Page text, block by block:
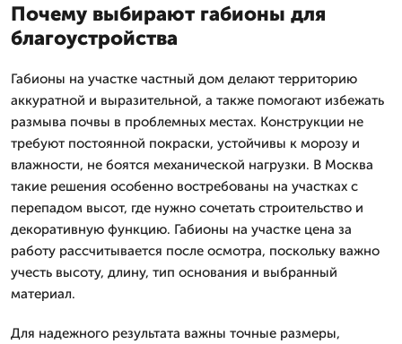
Почему выбирают габионы для
благоустройства
Габионы на участке частный дом делают территорию
аккуратной и выразительной, а также помогают избежать
размыва почвы в проблемных местах. Конструкции не
требуют постоянной покраски, устойчивы к морозу и
влажности, не боятся механической нагрузки. В Москва
такие решения особенно востребованы на участках с
перепадом высот, где нужно сочетать строительство и
декоративную функцию. Габионы на участке цена за
работу рассчитывается после осмотра, поскольку важно
учесть высоту, длину, тип основания и выбранный
материал.
Для надежного результата важны точные размеры,